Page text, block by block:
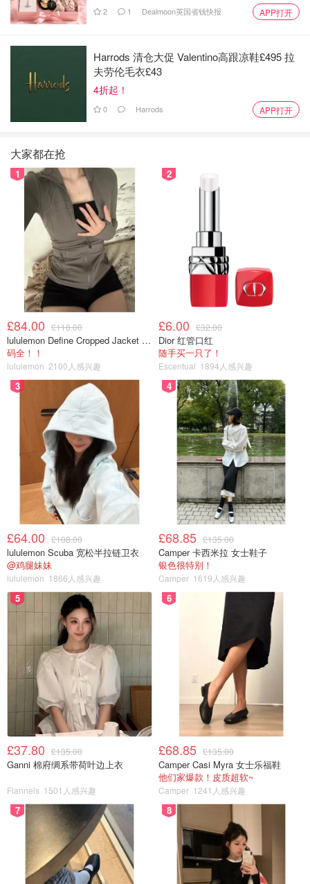
2 1 Dealmoon英国省钱快报 APP打开
Harrods 清仓大促 Valentino高跟凉鞋£495 拉
夫劳伦毛衣£43
4折起！
0 Harrods APP打开
大家都在抢
1
£84.00 £118.00
lululemon Define Cropped Jacket Nulu 短款夹克
码全！！
lululemon 2100人感兴趣
2
£6.00 £32.00
Dior 红管口红
随手买一只了！
Escentual 1894人感兴趣
3
£64.00 £108.00
lululemon Scuba 宽松半拉链卫衣
@鸡腿妹妹
lululemon 1866人感兴趣
4
£68.85 £135.00
Camper 卡西米拉 女士鞋子
银色很特别！
Camper 1619人感兴趣
5
£37.80 £135.00
Ganni 棉府绸系带荷叶边上衣
Flannels 1501人感兴趣
6
£68.85 £135.00
Camper Casi Myra 女士乐福鞋
他们家爆款！皮质超软~
Camper 1241人感兴趣
7 8